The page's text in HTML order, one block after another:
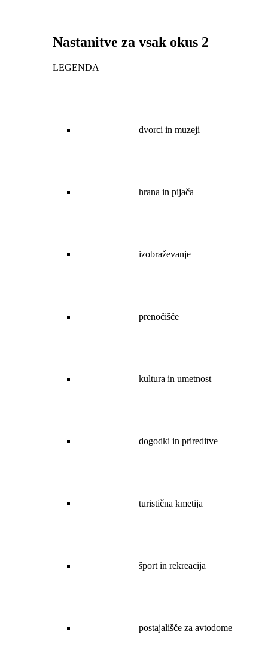
Nastanitve za vsak okus 2
LEGENDA
dvorci in muzeji
hrana in pijača
izobraževanje
prenočišče
kultura in umetnost
dogodki in prireditve
turistična kmetija
šport in rekreacija
postajališče za avtodome